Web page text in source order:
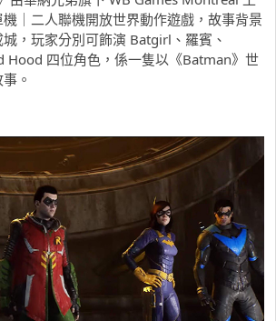
｜二人聯機開放世界動作遊戲，故事背景
，玩家分別可飾演 Batgirl、羅賓、
Hood 四位角色，係一隻以《Batman》世
。